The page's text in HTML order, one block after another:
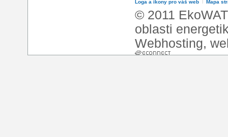
Loga a ikony pro váš web Mapa
© 2011
oblasti
Webhosting,